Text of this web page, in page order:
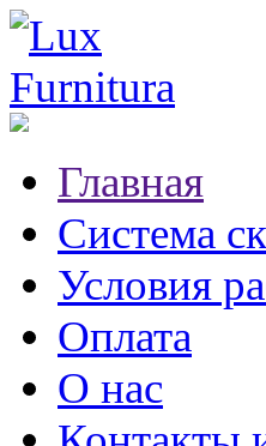
Главная
Система
Условия
Оплата
О нас